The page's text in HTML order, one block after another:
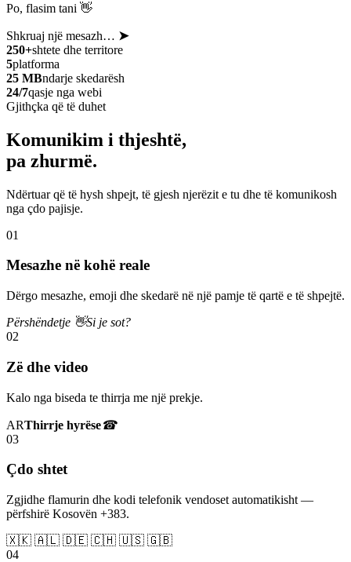
Po, flasim tani 👋
Shkruaj një mesazh… ➤
250+shtete dhe territore
5platforma
25 MBndarje skedarësh
24/7qasje nga webi
Gjithçka që të duhet
Komunikim i thjeshtë,
pa zhurmë.
Ndërtuar që të hysh shpejt, të gjesh njerëzit e tu dhe të komunikosh
nga çdo pajisje.
01
Mesazhe në kohë reale
Dërgo mesazhe, emoji dhe skedarë në një pamje të qartë e të shpejtë.
Përshëndetje 👋Si je sot?
02
Zë dhe video
Kalo nga biseda te thirrja me një prekje.
ARThirrje hyrëse☎
03
Çdo shtet
Zgjidhe flamurin dhe kodi telefonik vendoset automatikisht —
përfshirë Kosovën +383.
🇽🇰 🇦🇱 🇩🇪 🇨🇭 🇺🇸 🇬🇧
04